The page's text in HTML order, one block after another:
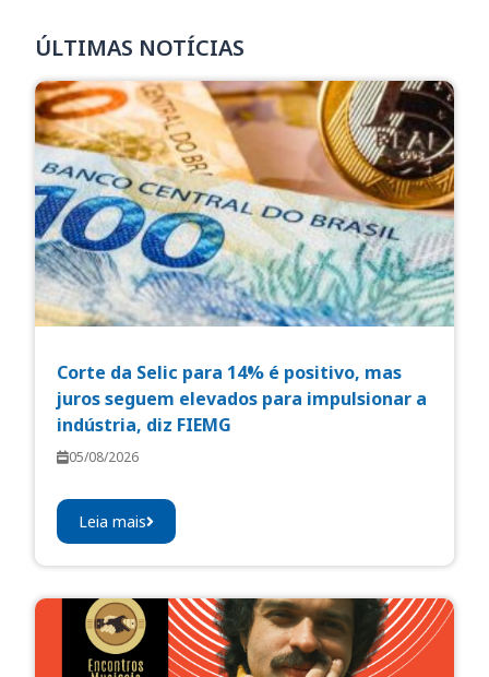
ÚLTIMAS NOTÍCIAS
Corte da Selic para 14% é positivo, mas
juros seguem elevados para impulsionar a
indústria, diz FIEMG
05/08/2026
Leia mais